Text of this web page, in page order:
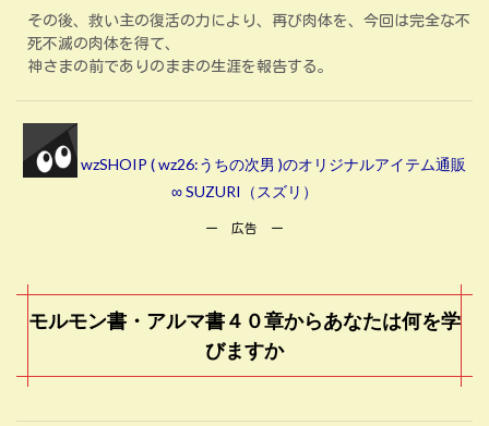
その後、救い主の復活の力により、再び肉体を、今回は完全な不
死不滅の肉体を得て、
神さまの前でありのままの生涯を報告する。
wzSHOIP ( wz26:うちの次男 )のオリジナルアイテム通販
∞ SUZURI（スズリ）
ー 広告 ー
モルモン書・アルマ書４０章からあなたは何を学
びますか